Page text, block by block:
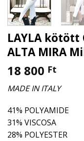
LAYLA kötött
ALTA MIRA
18 800 Ft
MADE IN ITALY
41% POLYAMIDE
31% VISCOSA
28% POLYESTER